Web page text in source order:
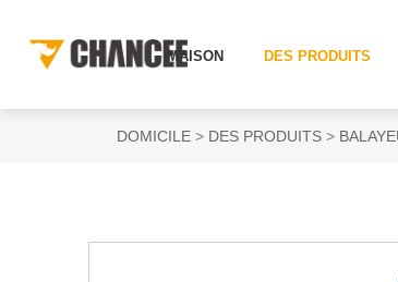
MAISON DES PRODUITS
DOMICILE DES PRODUITS